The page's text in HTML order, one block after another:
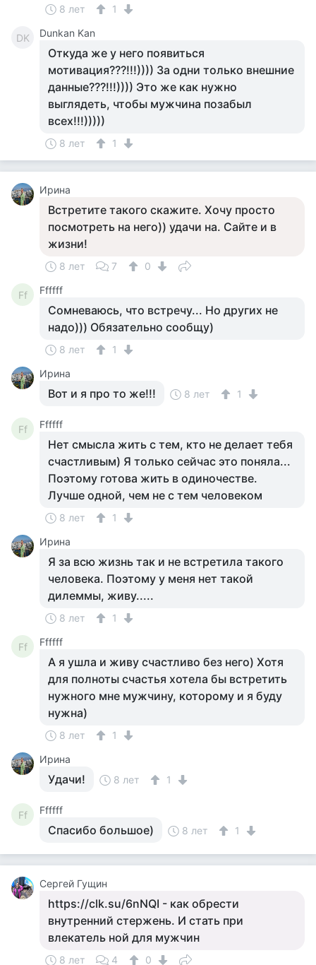
8 лет 1
DK Dunkan Kan
Откуда же у него появиться
мотивация???!!!)))) За одни только внешние
данные???!!!)))) Это же как нужно
выглядеть, чтобы мужчина позабыл
всех!!!)))))
8 лет 1
Ирина
Встретите такого скажите. Хочу просто
посмотреть на него)) удачи на. Сайте и в
жизни!
8 лет 7 0
Ff Ffffff
Сомневаюсь, что встречу... Но других не
надо))) Обязательно сообщу)
8 лет
1
Ирина
Вот и я про то же!!! 8 лет 1
Ff Ffffff
Нет смысла жить с тем, кто не делает тебя
счастливым) Я только сейчас это поняла...
Поэтому готова жить в одиночестве.
Лучше одной, чем не с тем человеком
8 лет
1
Ирина
Я за всю жизнь так и не встретила такого
человека. Поэтому у меня нет такой
дилеммы, живу.....
8 лет 1
Ff Ffffff
А я ушла и живу счастливо без него) Хотя
для полноты счастья хотела бы встретить
нужного мне мужчину, которому и я буду
нужна)
8 лет
1
Ирина
Удачи! 8 лет 1
Ff Ffffff
Спасибо большое) 8 лет 1
Сергей Гущин
https://clk.su/6nNQI - как обрести
внутренний стержень. И стать при
влекатель ной для мужчин
8 лет 4 0